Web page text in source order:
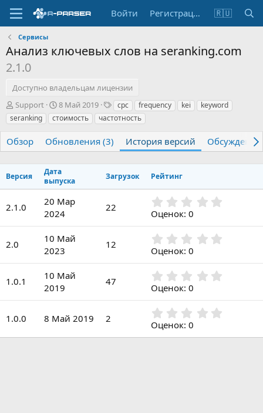
Войти Регистрация 🇷🇺
Сервисы
Анализ ключевых слов на seranking.com
2.1.0
Доступно владельцам лицензии
А
в
т
о
р
Support
Д
а
т
с
з
д
а
н
и
8 Май 2019
Т
е
г
cpc frequency kei
keyword
seranking
стоимость частотность
Обзор Обновления (3) История версий Обсуждение
Версия
Дата
выпуска
Загрузок Рейтинг
2.1.0
20 Мар
2024
22
0
ё
Оценок: 0
2.0
10 Май
2023
12
0
ё
Оценок: 0
1.0.1
10 Май
2019
47
0
ё
Оценок: 0
1.0.0 8 Май 2019 2
0
Оценок: 0